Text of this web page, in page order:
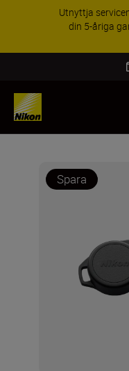
Utnyttja
din 5-åriga
Spara